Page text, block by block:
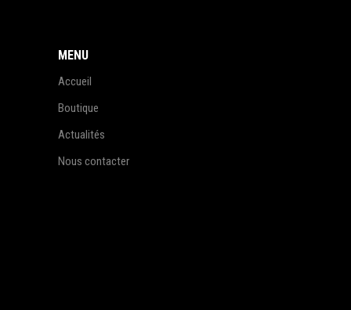
MENU
Accueil
Boutique
Actualités
Nous contacter